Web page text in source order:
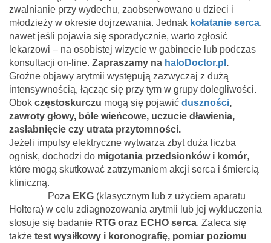
zwalnianie przy wydechu, zaobserwowano u dzieci i
młodzieży w okresie dojrzewania. Jednak kołatanie serca,
nawet jeśli pojawia się sporadycznie, warto zgłosić
lekarzowi – na osobistej wizycie w gabinecie lub podczas
konsultacji on-line. Zapraszamy na haloDoctor.pl .
Groźne objawy arytmii występują zazwyczaj z dużą
intensywnością, łącząc się przy tym w grupy dolegliwości.
Obok częstoskurczu mogą się pojawić duszności,
zawroty głowy, bóle wieńcowe, uczucie dławienia,
zasłabnięcie czy utrata przytomności.
Jeżeli impulsy elektryczne wytwarza zbyt duża liczba
ognisk, dochodzi do migotania przedsionków i komór,
które mogą skutkować zatrzymaniem akcji serca i śmiercią
kliniczną.
Poza EKG (klasycznym lub z użyciem aparatu
Holtera) w celu zdiagnozowania arytmii lub jej wykluczenia
stosuje się badanie RTG oraz ECHO serca. Zaleca się
także test wysiłkowy i koronografię, pomiar poziomu